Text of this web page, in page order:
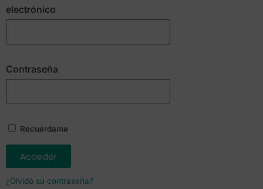
electrónico
Contraseña
Recuérdame
Acceder
¿Olvidó su contraseña?